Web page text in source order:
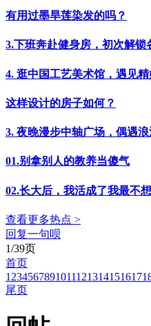
有用过墨旱莲染发的吗？
3.下班奔赴健身房，初次解锁
4. 逛中国工艺美术馆，遇见
这样设计的房子如何？
3. 夜晚漫步中轴广场，偶遇
01.别拿别人的教养当傻气
02.长大后，我活成了我最不
查看更多热点 >
回复一句呗
1/39页
首页
1 234567891011121314151617
尾页